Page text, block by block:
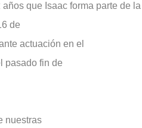
que Isaac forma parte de
de
actuación en el
pasado fin de
nuestras